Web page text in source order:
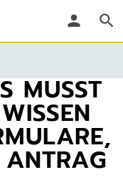
MUSST